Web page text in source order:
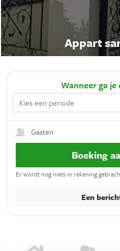
Appart
Wanneerga je
Gasten
Boeking
Er wordt nog niets in rekening
Een